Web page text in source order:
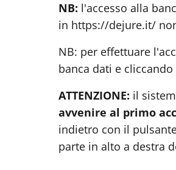
NB: l'accesso alla
in https://dejure.it/
NB: per effettuare
banca dati e cliccando
ATTENZIONE: il
avvenire al primo
indietro con il
parte in alto a destra